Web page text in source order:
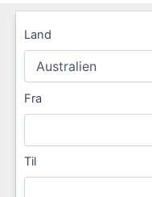
Land
Fra
Til